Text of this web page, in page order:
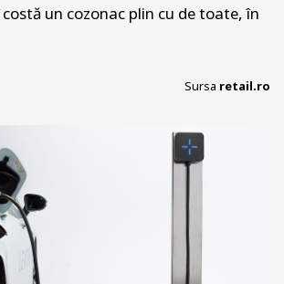
un cozonac plin cu de toate, în
Sursa retail.ro